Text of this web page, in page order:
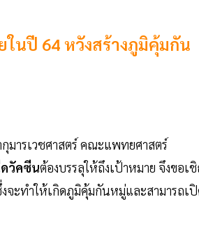
นปี 64 หวังสร้างภูมิคุ้มกัน
มารเวชศาสตร์ คณะแพทยศาสตร์
วัคซีนต้องบรรลุให้ถึงเป้าหมาย จึงขอเ
ะทำให้เกิดภูมิคุ้มกันหมู่และสามารถเ